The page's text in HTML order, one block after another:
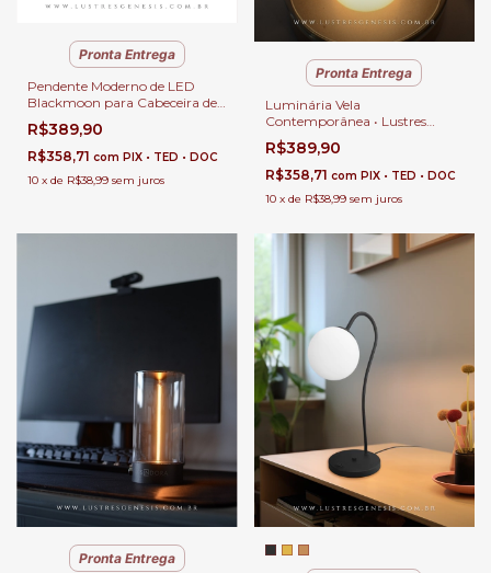
Pronta Entrega
Pendente Moderno de LED
Blackmoon para Cabeceira de
Cama, Balcão de Cozinha,
Quartos e Lavabo - GMH o P-
BLACK-MOON
R$389,90
R$358,71 com PIX • TED • DOC
10 x de R$38,99 sem juros
Pronta Entrega
Luminária Vela
Contemporânea • Lustres
Gênesis
R$389,90
R$358,71 com PIX • TED • DOC
10 x de R$38,99 sem juros
Pronta Entrega